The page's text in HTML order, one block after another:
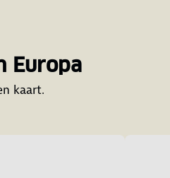
Europa
kaart.